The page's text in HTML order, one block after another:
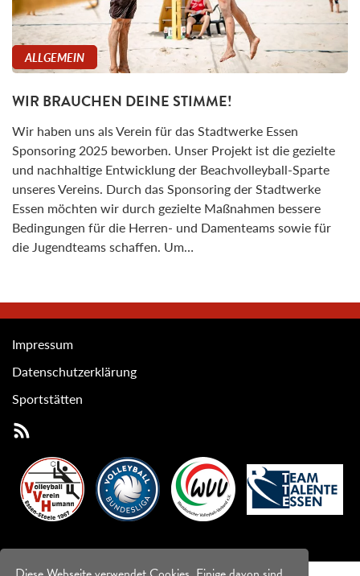
ALLGEMEIN
WIR BRAUCHEN DEINE STIMME!
Wir haben uns als Verein für das Stadtwerke Essen
Sponsoring 2025 beworben. Unser Projekt ist die gezielte
und nachhaltige Entwicklung der Beachvolleyball-Sparte
unseres Vereins. Durch das Sponsoring der Stadtwerke
Essen möchten wir durch gezielte Maßnahmen bessere
Bedingungen für die Herren- und Damenteams sowie für
die Jugendteams schaffen. Um…
Impressum
Datenschutzerklärung
Sportstätten